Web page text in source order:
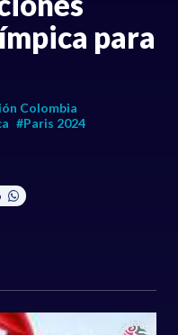
para
Colombia
#Paris 2024